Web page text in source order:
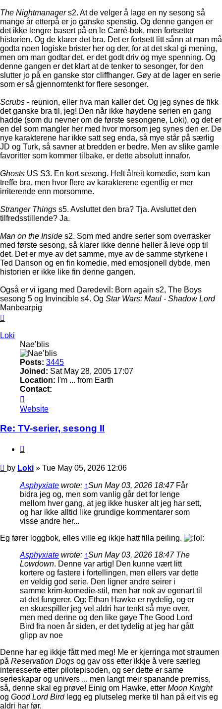
The Nightmanagers2. At de velger å lage en ny sesong så
mange år etterpå er jo ganske spenstig. Og denne gangen er
det ikke lengre basert på en le Carré-bok, men fortsetter
historien. Og de klarer det bra. Det er fortsett litt sånn at man må
godta noen logiske brister her og der, for at det skal gi mening,
men om man godtar det, er det godt driv og mye spenning. Og
denne gangen er det klart at de tenker to sesonger, for den
slutter jo på en ganske stor cliffhanger. Gøy at de lager en serie
som er så gjennomtenkt for flere sesonger.
Scrubs - reunion, eller hva man kaller det. Og jeg synes de fikk
det ganske bra til, jeg! Den når ikke høydene serien en gang
hadde (som du nevner om de første sesongene, Loki), og det er
en del som mangler her med hvor morsom jeg synes den er. De
nye karakterene har ikke satt seg enda, så mye står på særlig
JD og Turk, så savner at bredden er bedre. Men av slike gamle
favoritter som kommer tilbake, er dette absolutt innafor.
Ghosts US S3. En kort sesong. Helt ålreit komedie, som kan
treffe bra, men hvor flere av karakterene egentlig er mer
irriterende enn morsomme.
Stranger Things s5. Avsluttet den bra? Tja. Avsluttet den
tilfredsstillende? Ja.
Man on the Inside s2. Som med andre serier som overrasker
med første sesong, så klarer ikke denne heller å leve opp til
det. Det er mye av det samme, mye av de samme styrkene i
Ted Danson og en fin komedie, med emosjonell dybde, men
historien er ikke like fin denne gangen.
Også er vi igang med Daredevil: Born again s2, The Boys
sesong 5 og Invincible s4. Og Star Wars: Maul - Shadow Lord
Manbearpig
Loki
Nae’blis
Posts: 3445
Joined: Sat May 28, 2005 17:07
Location: I'm ... from Earth
Contact:
Loki
Website
Re: TV-serier, sesong II
Post
by Loki » Tue May 05, 2026 12:06
Asphyxiate wrote: ↑Sun May 03, 2026 18:47Får
bidra jeg og, men som vanlig går det for lenge
mellom hver gang, at jeg ikke husker alt jeg har sett,
og har ikke alltid like grundige kommentarer som
visse andre her...
Eg fører loggbok, elles ville eg ikkje hatt filla peiling.
Asphyxiate wrote: ↑Sun May 03, 2026 18:47 The
Lowdown. Denne var artig! Den kunne vært litt
kortere og fastere i fortellingen, men ellers var dette
en veldig god serie. Den ligner andre seirer i
samme krim-komedie-stil, men har nok av egenart til
at det fungerer. Og: Ethan Hawke er nydelig, og er
en skuespiller jeg vel aldri har tenkt så mye over,
men med denne og den like gøye The Good Lord
Bird fra noen år siden, er det tydelig at jeg har gått
glipp av noe
Denne har eg ikkje fått med meg! Me er kjerringa mot straumen
på Reservation Dogs og gav oss etter ikkje å vere særleg
interesserte etter pilotepisoden, og ser dette er same
serieskapar og univers ... men langt meir spanande premiss,
så, denne skal eg prøve! Einig om Hawke, etter Moon Knight
og Good Lord Birdlegg eg plutseleg merke til han på eit vis eg
aldri har før.